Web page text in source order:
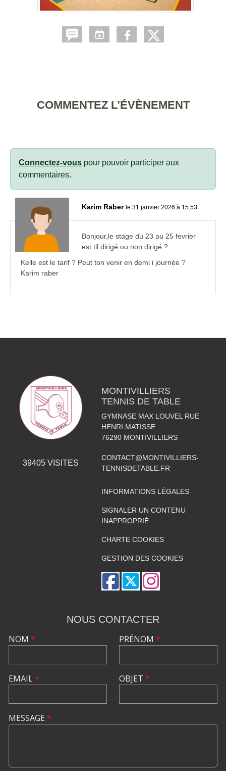
COMMENTEZ L’ÉVÈNEMENT
Connectez-vous pour pouvoir participer aux
commentaires.
Karim Raber le 31 janvier 2026 à 15:53
Bonjour,le stage du 23 au 25 fevrier
est til dirigé ou non dirigé ?
Kelle est le tarif ? Peut ton venir en demi i journée ?
Karim raber
39405VISITES
MONTIVILLIERS
TENNIS DE TABLE
GYMNASE MAX LOUVEL RUE
HENRI MATISSE
76290 MONTIVILLIERS
CONTACT@MONTIVILLIERS-
TENNISDETABLE.FR
INFORMATIONS LÉGALES
SIGNALER UN CONTENU
INAPPROPRIÉ
CHARTE COOKIES
GESTION DES COOKIES
NOUS CONTACTER
NOM *
EMAIL*
PRÉNOM *
OBJET *
MESSAGE *